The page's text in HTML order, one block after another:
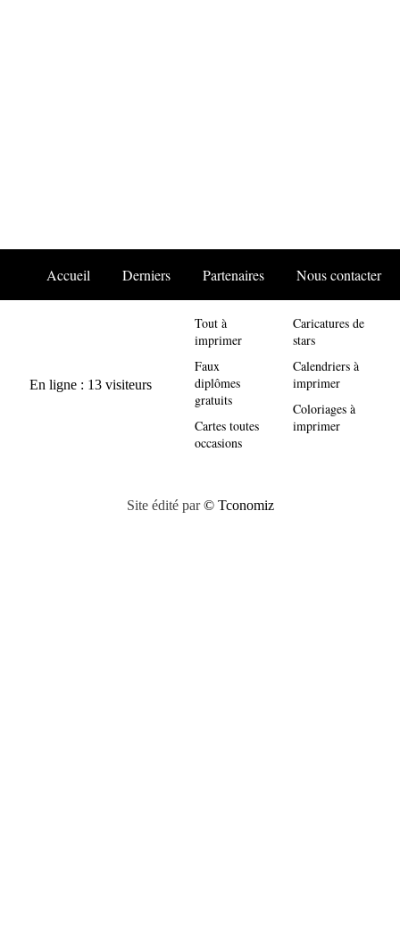
Accueil Derniers Partenaires Nous contacter
Tout à
imprimer
Faux
diplômes
gratuits
Cartes toutes
occasions
Caricatures de
stars
Calendriers à
imprimer
Coloriages à
imprimer
Site édité par© Tconomiz